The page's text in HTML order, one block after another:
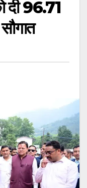
दी 96.71